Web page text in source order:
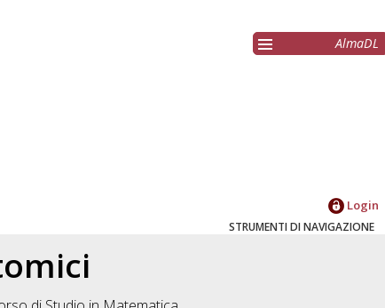
AlmaDL
Login
STRUMENTI DI NAVIGAZIONE